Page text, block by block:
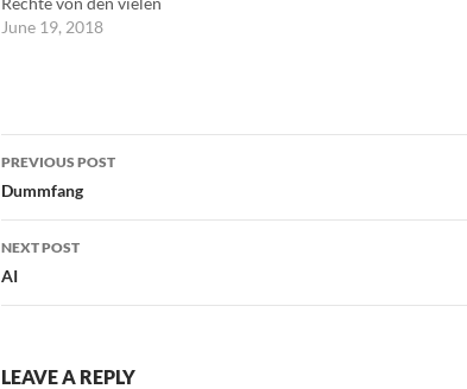
zu den Reichen
Verbesserungen im
Planungsalltag. ---Till
Briegleb
June 19, 2018
Post
navigation
PREVIOUS POST
Dummfang
NEXT POST
AI
LEAVE A REPLY